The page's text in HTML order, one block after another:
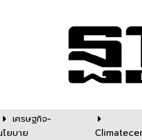
เศรษฐกิจ-
โยบาย